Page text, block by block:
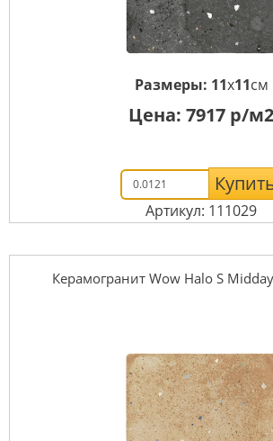
Размеры: 11x11см
Цена: 7917 р/м2
Артикул: 111029
Керамогранит Wow Halo S